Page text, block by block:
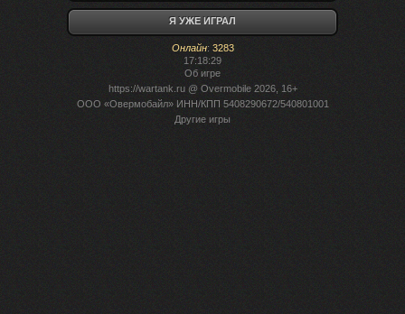
Я УЖЕ ИГРАЛ
Онлайн: 3283
17:18:29
Об игре
https://wartank.ru@ Overmobile 2026, 16+
ООО «Овермобайл» ИНН/КПП 5408290672/540801001
Другие игры